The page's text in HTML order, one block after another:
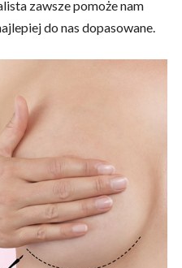
zawsze pomoże nam
do nas dopasowane.